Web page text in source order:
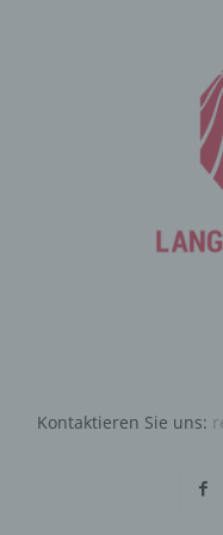
Kontaktieren Sie uns:
um letztlich ein
verarbeiteten
sicherzustellen. Die
werden getrennt von
angegebenen
Registrierung
Internetseite
Die betroffene
werden, ergibt sich
betroffenen Person